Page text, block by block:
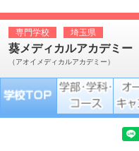
専門学校 埼玉県
葵メディカルアカデミー
（アオイメディカルアカデミー）